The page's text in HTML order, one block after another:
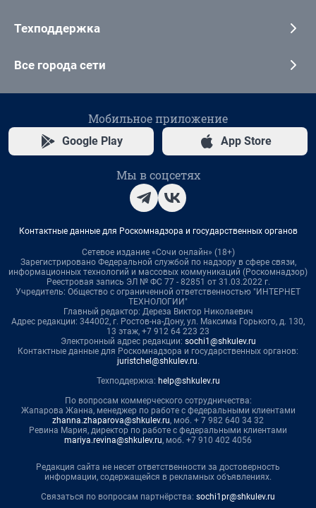
Техподдержка
Все города сети
Мобильное приложение
Google Play App Store
Мы в соцсетях
Контактные данные для Роскомнадзора и государственных органов
Сетевое издание «Сочи онлайн» (18+)
Зарегистрировано Федеральной службой по надзору в сфере связи,
информационных технологий и массовых коммуникаций (Роскомнадзор)
Реестровая запись ЭЛ № ФС 77 - 82851 от 31.03.2022 г.
Учредитель: Общество с ограниченной ответственностью "ИНТЕРНЕТ
ТЕХНОЛОГИИ"
Главный редактор: Дереза Виктор Николаевич
Адрес редакции: 344002, г. Ростов-на-Дону, ул. Максима Горького, д. 130,
13 этаж, +7 912 64 223 23
Электронный адрес редакции: sochi1@shkulev.ru
Контактные данные для Роскомнадзора и государственных органов:
juristchel@shkulev.ru.
Техподдержка: help@shkulev.ru
По вопросам коммерческого сотрудничества:
Жапарова Жанна, менеджер по работе с федеральными клиентами
zhanna.zhaparova@shkulev.ru, моб. + 7 982 640 34 32
Ревина Мария, директор по работе с федеральными клиентами
mariya.revina@shkulev.ru, моб. +7 910 402 4056
Редакция сайта не несет ответственности за достоверность
информации, содержащейся в рекламных объявлениях.
Связаться по вопросам партнёрства: sochi1pr@shkulev.ru